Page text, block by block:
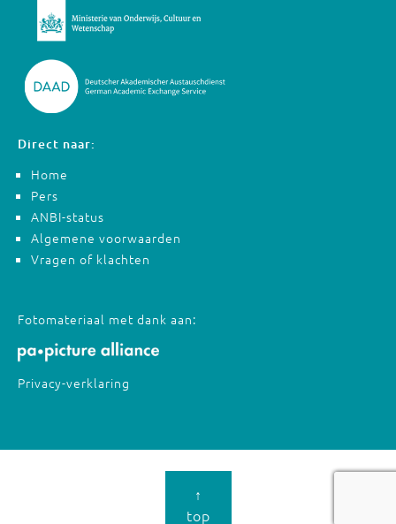
Direct naar:
Home
Pers
ANBI-status
Algemene voorwaarden
Vragen of klachten
Fotomateriaal met dank aan:
Privacy-verklaring
↑
top